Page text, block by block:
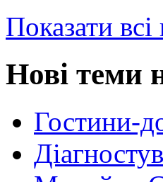
Показати всі
Нові теми
Гостини-